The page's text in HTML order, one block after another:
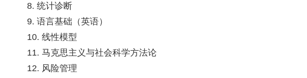
8. 统计诊断
9. 语言基础（英语）
10. 线性模型
11. 马克思主义与社会科学方法论
12. 风险管理